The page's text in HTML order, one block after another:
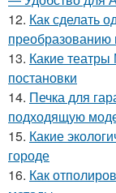
12. Как сделать
преобразованию
13. Какие
постановки
14. Печка для
подходящую
15. Какие
городе
16. Как